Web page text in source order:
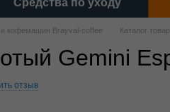
Средства по уходу
и кофемашин Brayval-coffee Каталог
Gemini
отзыв